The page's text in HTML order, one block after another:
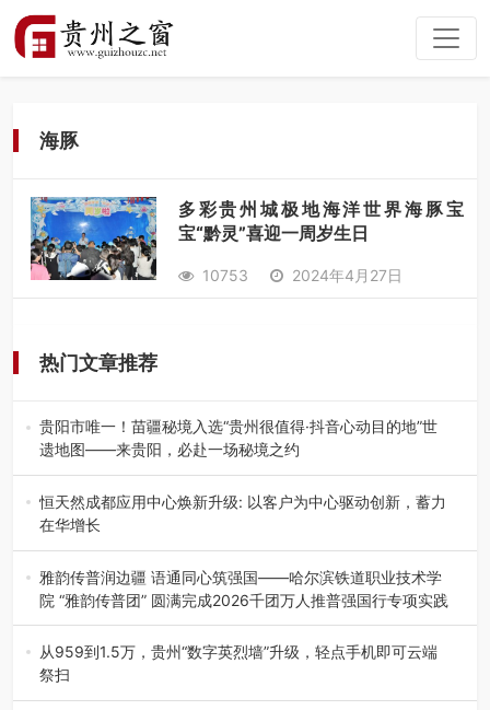
海豚
多彩贵州城极地海洋世界海豚宝
宝“黔灵”喜迎一周岁生日
10753 2024年4月27日
热门文章推荐
贵阳市唯一！苗疆秘境入选“贵州很值得·抖音心动目的地”世
遗地图——来贵阳，必赴一场秘境之约
2026年7月21日，2026年“贵州很值得”暨抖音“心动目的
地”（贵州站）主题…
恒天然成都应用中心焕新升级: 以客户为中心驱动创新，蓄力
在华增长
融合全球研发实力与本土洞察，深化客户共创，赋能西南市
场创新发展 （7月27日，成…
雅韵传普润边疆 语通同心筑强国——哈尔滨铁道职业技术学
院 “雅韵传普团” 圆满完成2026千团万人推普强国行专项实践
为扎实推进2026“千团万人推普强国行”大学生暑期社会实
践，牢牢紧扣 “雅韵传普…
从959到1.5万，贵州“数字英烈墙”升级，轻点手机即可云端
祭扫
八一建军节到来之际，由贵州省退役军人事务厅指导，贵阳